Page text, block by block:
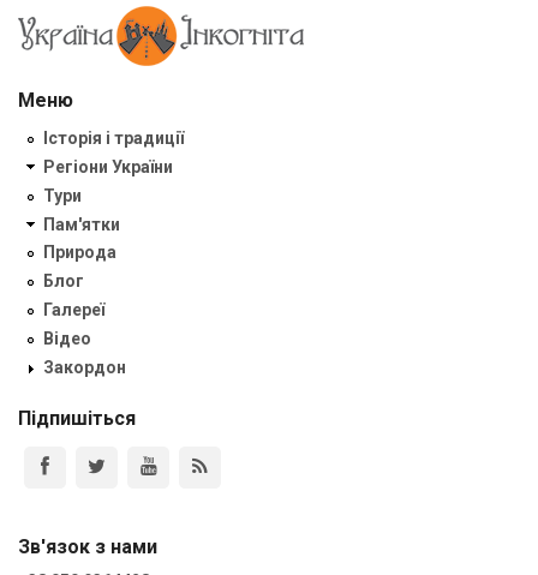
Меню
Історія і традиції
Регіони України
Тури
Пам'ятки
Природа
Блог
Галереї
Відео
Закордон
Підпишіться
Зв'язок з нами